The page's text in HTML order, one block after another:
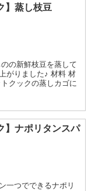
】蒸し枝豆
の新鮮枝豆を蒸して
がりました♪ 材料 材
クックの蒸しカゴに
】ナポリタンスパ
一つでできるナポリ